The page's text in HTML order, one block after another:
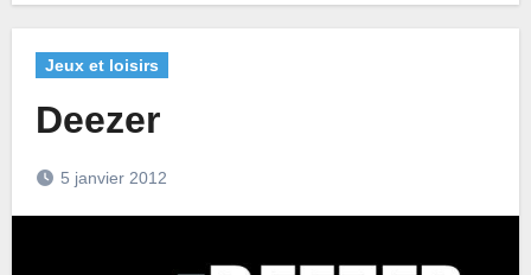
Jeux et loisirs
Deezer
5 janvier 2012